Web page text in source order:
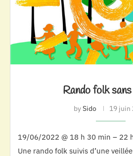
Rando folk
bySido 19 juin
19/06/2022 @ 18 h 30 min – 22
Une rando folk suivis d’une